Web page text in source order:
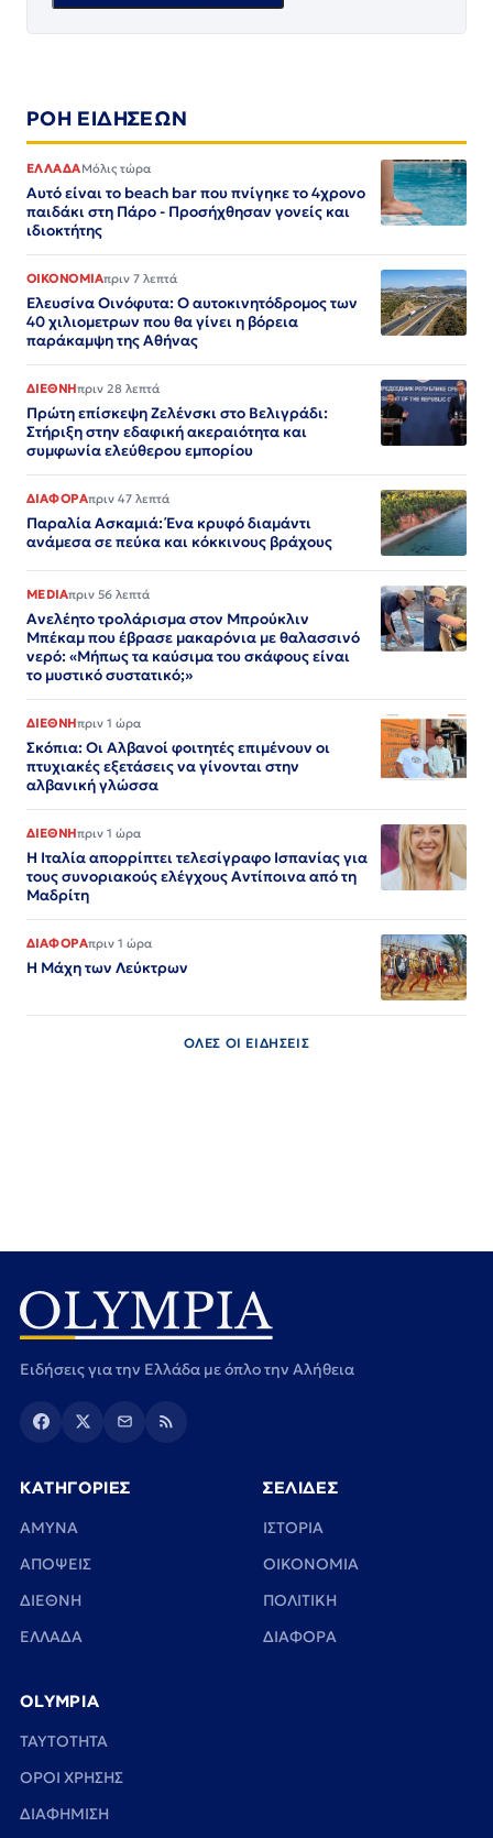
ΡΟΗ ΕΙΔΗΣΕΩΝ
ΕΛΛΑΔΑΜόλις τώρα
Αυτό είναι το beach bar που πνίγηκε το 4χρονο
παιδάκι στη Πάρο - Προσήχθησαν γονείς και
ιδιοκτήτης
ΟΙΚΟΝΟΜΙΑπριν 7 λεπτά
Ελευσίνα Οινόφυτα: Ο αυτοκινητόδρομος των
40 χιλιομετρων που θα γίνει η βόρεια
παράκαμψη της Αθήνας
ΔΙΕΘΝΗπριν 28 λεπτά
Πρώτη επίσκεψη Ζελένσκι στο Βελιγράδι:
Στήριξη στην εδαφική ακεραιότητα και
συμφωνία ελεύθερου εμπορίου
ΔΙΑΦΟΡΑπριν 47 λεπτά
Παραλία Ασκαμιά: Ένα κρυφό διαμάντι
ανάμεσα σε πεύκα και κόκκινους βράχους
MEDIAπριν 56 λεπτά
Ανελέητο τρολάρισμα στον Μπρούκλιν
Μπέκαμ που έβρασε μακαρόνια με θαλασσινό
νερό: «Μήπως τα καύσιμα του σκάφους είναι
το μυστικό συστατικό;»
ΔΙΕΘΝΗπριν 1 ώρα
Σκόπια: Οι Αλβανοί φοιτητές επιμένουν οι
πτυχιακές εξετάσεις να γίνονται στην
αλβανική γλώσσα
ΔΙΕΘΝΗπριν 1 ώρα
Η Ιταλία απορρίπτει τελεσίγραφο Ισπανίας για
τους συνοριακούς ελέγχους Αντίποινα από τη
Μαδρίτη
ΔΙΑΦΟΡΑπριν 1 ώρα
Η Μάχη των Λεύκτρων
ΟΛΕΣ ΟΙ ΕΙΔΗΣΕΙΣ
Ειδήσεις για την Ελλάδα με όπλο την Αλήθεια
ΚΑΤΗΓΟΡΙΕΣ
ΑΜΥΝΑ
ΑΠΟΨΕΙΣ
ΔΙΕΘΝΗ
ΕΛΛΑΔΑ
ΣΕΛΙΔΕΣ
ΙΣΤΟΡΙΑ
ΟΙΚΟΝΟΜΙΑ
ΠΟΛΙΤΙΚΗ
ΔΙΑΦΟΡΑ
OLYMPIA
TAYTOTHTA
ΟΡΟΙ ΧΡΗΣΗΣ
ΔΙΑΦΗΜΙΣΗ